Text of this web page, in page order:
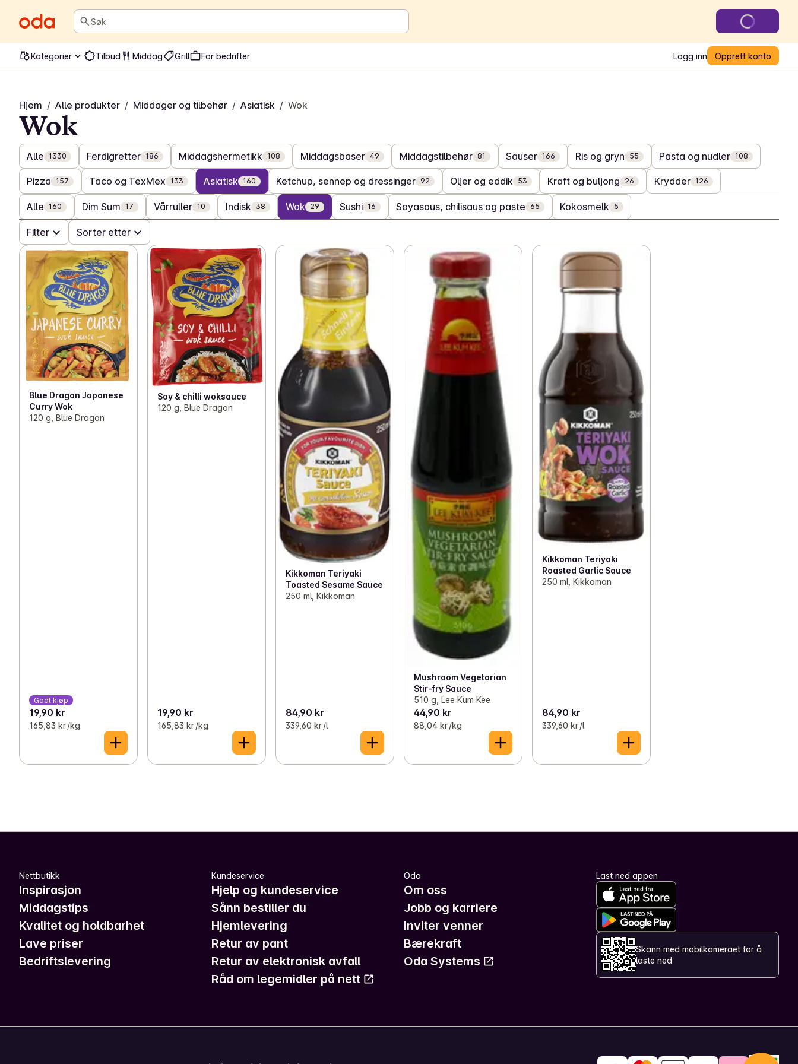
Søk
Kategorier Tilbud Middag Grill For bedrifter Logg inn Opprett konto
Hjem / Alle produkter / Middager og tilbehør / Asiatisk / Wok
Wok
Alle 1330 Ferdigretter 186 Middagshermetikk 108 Middagsbaser 49 Middagstilbehør 81 Sauser 166 Ris og gryn 55 Pasta og nudler 108
Pizza 157 Taco og TexMex 133 Asiatisk 160 Ketchup, sennep og dressinger 92 Oljer og eddik 53 Kraft og buljong 26 Krydder 126
Alle 160 Dim Sum 17 Vårruller 10 Indisk 38 Wok 29 Sushi 16 Soyasaus, chilisaus og paste 65 Kokosmelk 5
Filter Sorter etter
Blue Dragon Japanese
Curry Wok
120 g, Blue Dragon
Godt kjøp
19,90 kr
165,83 kr /kg
Soy & chilli woksauce
120 g, Blue Dragon
19,90 kr
165,83 kr /kg
Kikkoman Teriyaki
Toasted Sesame Sauce
250 ml, Kikkoman
84,90 kr
339,60 kr /l
Mushroom Vegetarian
Stir-fry Sauce
510 g, Lee Kum Kee
44,90 kr
88,04 kr /kg
Kikkoman Teriyaki
Roasted Garlic Sauce
250 ml, Kikkoman
84,90 kr
339,60 kr /l
Nettbutikk
Inspirasjon
Middagstips
Kvalitet og holdbarhet
Lave priser
Bedriftslevering
Kundeservice
Hjelp og kundeservice
Sånn bestiller du
Hjemlevering
Retur av pant
Retur av elektronisk avfall
Råd om legemidler på nett
Oda
Om oss
Jobb og karriere
Inviter venner
Bærekraft
Oda Systems
Last ned appen
Skann med mobilkameraet for å
laste ned